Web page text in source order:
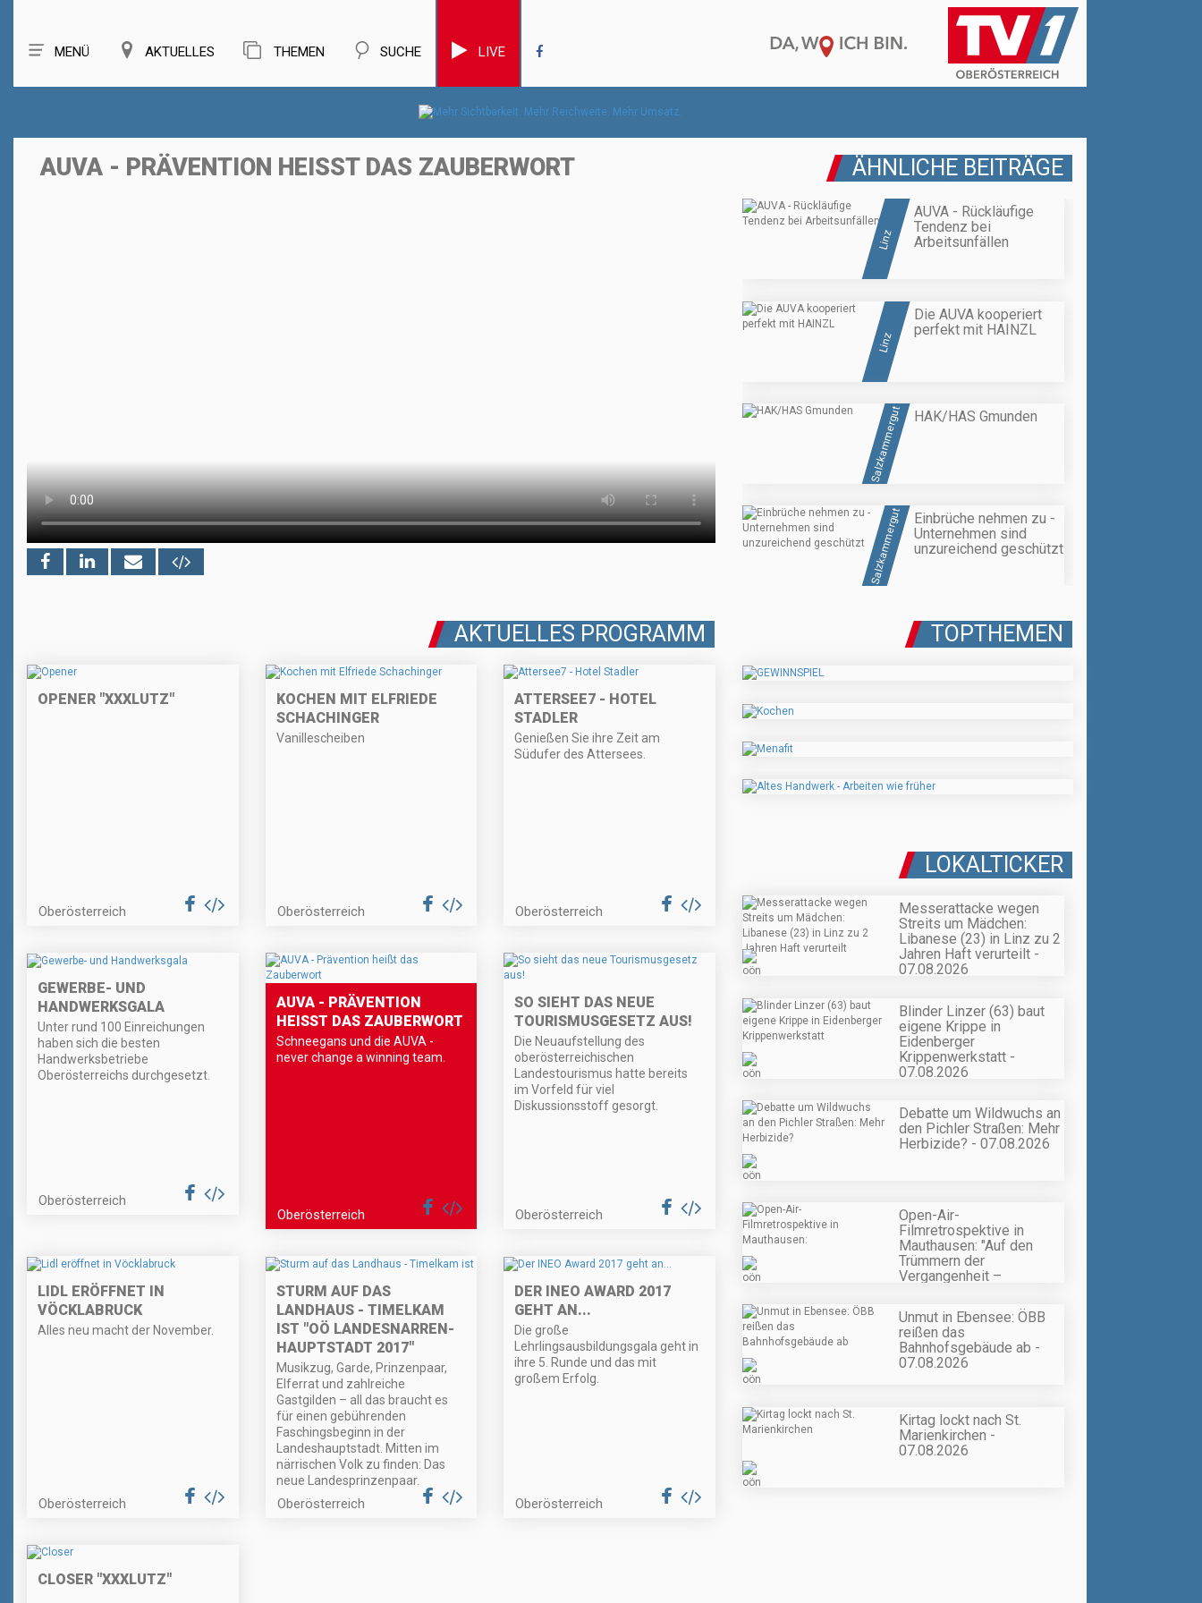
MENÜ AKTUELLES THEMEN SUCHE LIVE
AUVA - PRÄVENTION HEISST DAS ZAUBERWORT ÄHNLICHE BEITRÄGE
Linz
AUVA - Rückläufige
Tendenz bei
Arbeitsunfällen
Linz
Die AUVA kooperiert
perfekt mit HAINZL
Salzkammergut HAK/HAS Gmunden
Salzkammergut
Einbrüche nehmen zu -
Unternehmen sind
unzureichend geschützt
AKTUELLES PROGRAMM
OPENER "XXXLUTZ"
Oberösterreich
KOCHEN MIT ELFRIEDE
SCHACHINGER
Vanillescheiben
Oberösterreich
ATTERSEE7 - HOTEL
STADLER
Genießen Sie ihre Zeit am
Südufer des Attersees.
Oberösterreich
GEWERBE- UND
HANDWERKSGALA
Unter rund 100 Einreichungen
haben sich die besten
Handwerksbetriebe
Oberösterreichs durchgesetzt.
Oberösterreich
AUVA - PRÄVENTION
HEISST DAS ZAUBERWORT
Schneegans und die AUVA -
never change a winning team.
Oberösterreich
SO SIEHT DAS NEUE
TOURISMUSGESETZ AUS!
Die Neuaufstellung des
oberösterreichischen
Landestourismus hatte bereits
im Vorfeld für viel
Diskussionsstoff gesorgt.
Oberösterreich
LIDL ERÖFFNET IN
VÖCKLABRUCK
Alles neu macht der November.
Oberösterreich
STURM AUF DAS
LANDHAUS - TIMELKAM
IST "OÖ LANDESNARREN-
HAUPTSTADT 2017"
Musikzug, Garde, Prinzenpaar,
Elferrat und zahlreiche
Gastgilden – all das braucht es
für einen gebührenden
Faschingsbeginn in der
Landeshauptstadt. Mitten im
närrischen Volk zu finden: Das
neue Landesprinzenpaar.
Oberösterreich
DER INEO AWARD 2017
GEHT AN...
Die große
Lehrlingsausbildungsgala geht in
ihre 5. Runde und das mit
großem Erfolg.
Oberösterreich
CLOSER "XXXLUTZ"
TOPTHEMEN
LOKALTICKER
Messerattacke wegen
Streits um Mädchen:
Libanese (23) in Linz zu 2
Jahren Haft verurteilt -
07.08.2026
Blinder Linzer (63) baut
eigene Krippe in
Eidenberger
Krippenwerkstatt -
07.08.2026
Debatte um Wildwuchs an
den Pichler Straßen: Mehr
Herbizide? - 07.08.2026
Open-Air-
Filmretrospektive in
Mauthausen: "Auf den
Trümmern der
Vergangenheit –
Unmut in Ebensee: ÖBB
reißen das
Bahnhofsgebäude ab -
07.08.2026
Kirtag lockt nach St.
Marienkirchen -
07.08.2026